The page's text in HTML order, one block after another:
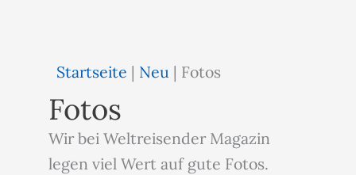
Startseite | Neu | Fotos
Fotos
Wir bei Weltreisender Magazin
legen viel Wert auf gute Fotos.